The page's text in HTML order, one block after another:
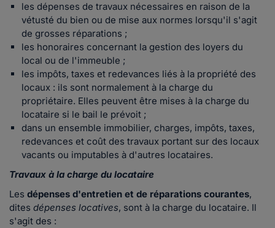
les dépenses de travaux nécessaires en raison de la
vétusté du bien ou de mise aux normes lorsqu'il s'agit
de grosses réparations ;
les honoraires concernant la gestion des loyers du
local ou de l'immeuble ;
les impôts, taxes et redevances liés à la propriété des
locaux : ils sont normalement à la charge du
propriétaire. Elles peuvent être mises à la charge du
locataire si le bail le prévoit ;
dans un ensemble immobilier, charges, impôts, taxes,
redevances et coût des travaux portant sur des locaux
vacants ou imputables à d'autres locataires.
Travaux à la charge du locataire
Les dépenses d'entretien et de réparations courantes,
dites dépenses locatives, sont à la charge du locataire. Il
s'agit des :